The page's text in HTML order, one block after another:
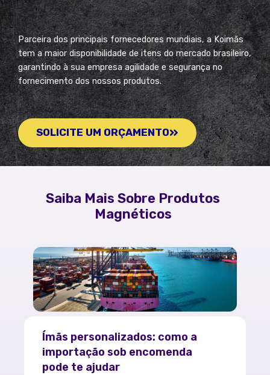
Parceira dos principais fornecedores mundiais, a Koimãs
tem a maior disponibilidade de itens do mercado brasileiro,
garantindo à sua empresa agilidade e segurança no
fornecimento dos nossos produtos.
SOLICITE UM ORÇAMENTO
Saiba Mais Sobre Produtos
Magnéticos
Ímãs personalizados: como a
importação sob encomenda
pode te ajudar